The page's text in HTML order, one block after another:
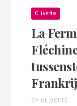
Olivette
La
BY OLIVETTE